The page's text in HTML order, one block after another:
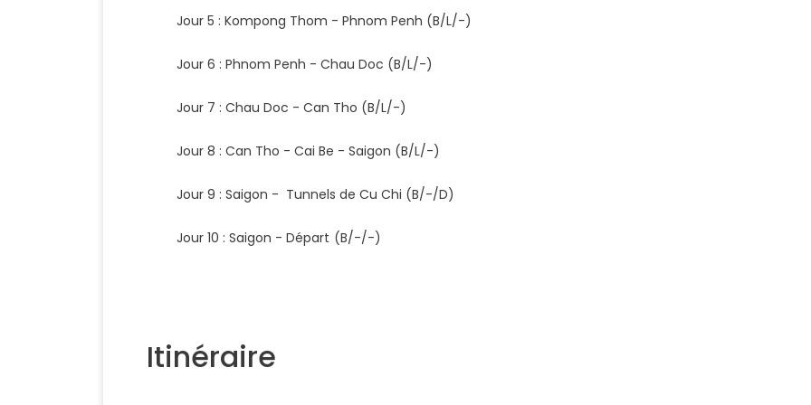
Jour 5 : Kompong Thom - Phnom Penh (B/L/-)
Jour 6 : Phnom Penh - Chau Doc (B/L/-)
Jour 7 : Chau Doc - Can Tho (B/L/-)
Jour 8 : Can Tho - Cai Be - Saigon (B/L/-)
Jour 9 : Saigon - Tunnels de Cu Chi (B/-/D)
Jour 10 : Saigon - Départ (B/-/-)
Itinéraire